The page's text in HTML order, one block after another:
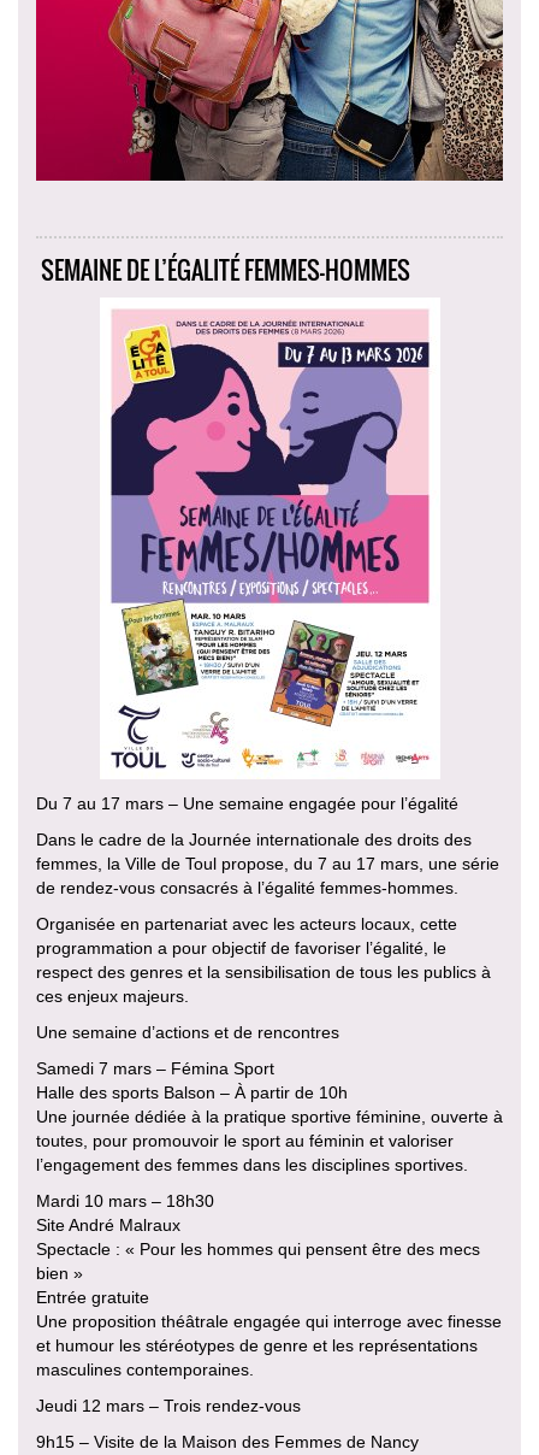
SEMAINE DE L’ÉGALITÉ FEMMES-HOMMES
Du 7 au 17 mars – Une semaine engagée pour l’égalité
Dans le cadre de la Journée internationale des droits des
femmes, la Ville de Toul propose, du 7 au 17 mars, une série
de rendez-vous consacrés à l’égalité femmes-hommes.
Organisée en partenariat avec les acteurs locaux, cette
programmation a pour objectif de favoriser l’égalité, le
respect des genres et la sensibilisation de tous les publics à
ces enjeux majeurs.
Une semaine d’actions et de rencontres
Samedi 7 mars – Fémina Sport
Halle des sports Balson – À partir de 10h
Une journée dédiée à la pratique sportive féminine, ouverte à
toutes, pour promouvoir le sport au féminin et valoriser
l’engagement des femmes dans les disciplines sportives.
Mardi 10 mars – 18h30
Site André Malraux
Spectacle : « Pour les hommes qui pensent être des mecs
bien »
Entrée gratuite
Une proposition théâtrale engagée qui interroge avec finesse
et humour les stéréotypes de genre et les représentations
masculines contemporaines.
Jeudi 12 mars – Trois rendez-vous
9h15 – Visite de la Maison des Femmes de Nancy